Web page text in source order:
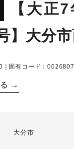
【大正
】大分
｜固有コード：
→
大分市